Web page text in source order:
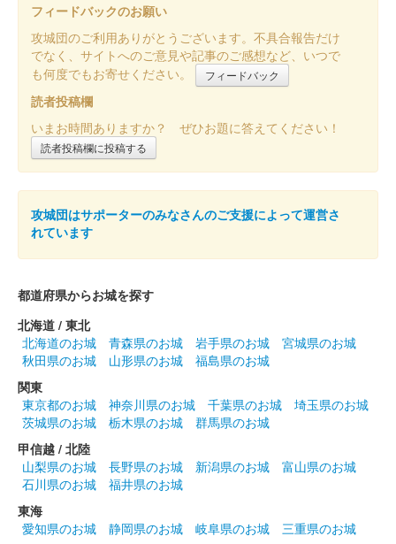
八幡山城 記念御朱印 令和4年度限定パンジー
八幡山城 御城印 令和5年度版 紅葉
八幡山城 記念御朱印
令和2年限定 天守（金バー
ジョン）
八幡山城 記念御朱印
バージョン）
八幡山城 記念御朱印 すいれん
八幡山城 記念御朱印
令和5年度花シリーズ。
フィードバックのお願い
攻城団のご利用ありがとうございます。不具合報告だけ
でなく、サイトへのご意見や記事のご感想など、いつで
も何度でもお寄せください。
フィードバック
読者投稿欄
いまお時間ありますか？ ぜひお題に答えてください！
読者投稿欄に投稿する
攻城団はサポーターのみなさんのご支援によって運営さ
れています
都道府県からお城を探す
北海道 / 東北
北海道のお城
青森県のお城 岩手県のお城
宮城県のお城
秋田県のお城
山形県のお城
福島県のお城
関東
東京都のお城
神奈川県のお城 千葉県のお城
埼玉県のお城
茨城県のお城
栃木県のお城
群馬県のお城
甲信越 / 北陸
山梨県のお城
長野県のお城 新潟県のお城
富山県のお城
石川県のお城
福井県のお城
東海
愛知県のお城
静岡県のお城 岐阜県のお城
三重県のお城